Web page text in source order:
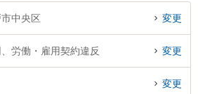
山本 峻義弁護士、神戸元町よすが法律事務所の
『労働・雇用契約違反のトラブル解決の実績豊
』『初回相談無料で労働・雇用契約違反を法律
護士に相談予約したい』などでお困りの相談者
中央区 変更
労働・雇用契約違反 変更
変更